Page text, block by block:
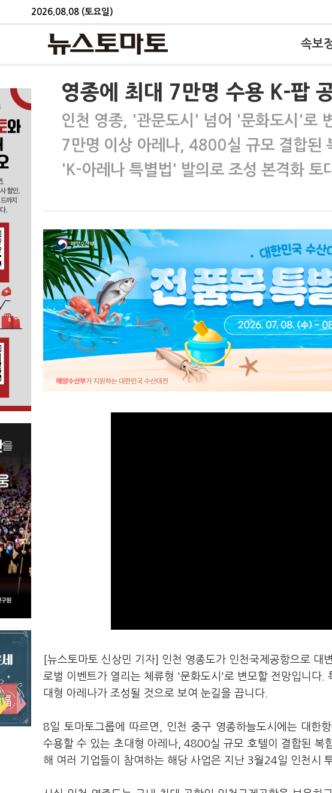
2026.08.08 (토요일)
속보
영종에 최대 7만명 수용 K-팝
인천 영종, '관문도시' 넘어 '문화도시'로
7만명 이상 아레나, 4800실 규모 결합된
'K-아레나 특별법' 발의로 조성 본격화 토
[뉴스토마토 신상민 기자] 인천 영종도가 인천국제공항으로
로벌 이벤트가 열리는 체류형 '문화도시'로 변모할 전망입니다
대형 아레나가 조성될 것으로 보여 눈길을 끕니다.
8일 토마토그룹에 따르면, 인천 중구 영종하늘도시에는 대한
수용할 수 있는 초대형 아레나, 4800실 규모 호텔이 결합된 복
해 여러 기업들이 참여하는 해당 사업은 지난 3월24일 인천시